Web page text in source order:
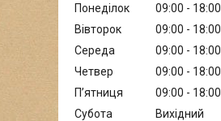
Понеділок 09:00
18:00
Вівторок
09:00
18:00
Середа
09:00
18:00
Четвер
09:00
18:00
Пʼятниця
09:00
18:00
Субота
Вихідний